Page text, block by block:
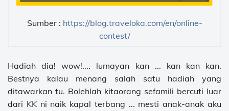
Sumber : https://blog.traveloka.com/en/online-
contest/
Hadiah dia! wow!.... lumayan kan ... kan kan kan.
Bestnya kalau menang salah satu hadiah yang
ditawarkan tu. Bolehlah kitaorang sefamili bercuti luar
dari KK ni naik kapal terbang ... mesti anak-anak aku